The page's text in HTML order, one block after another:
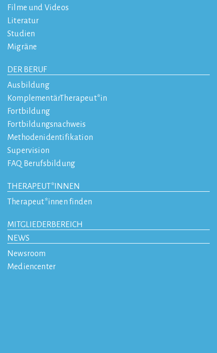
Filme und Videos
Literatur
Studien
Migräne
DER BERUF
Ausbildung
KomplementärTherapeut*in
Fortbildung
Fortbildungsnachweis
Methodenidentifikation
Supervision
FAQ Berufsbildung
THERAPEUT*INNEN
Therapeut*innen finden
MITGLIEDERBEREICH
NEWS
Newsroom
Mediencenter